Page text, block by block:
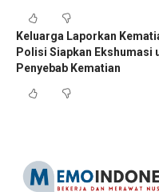
Keluarga Laporkan
Polisi Siapkan Ekshumasi
Penyebab Kematian